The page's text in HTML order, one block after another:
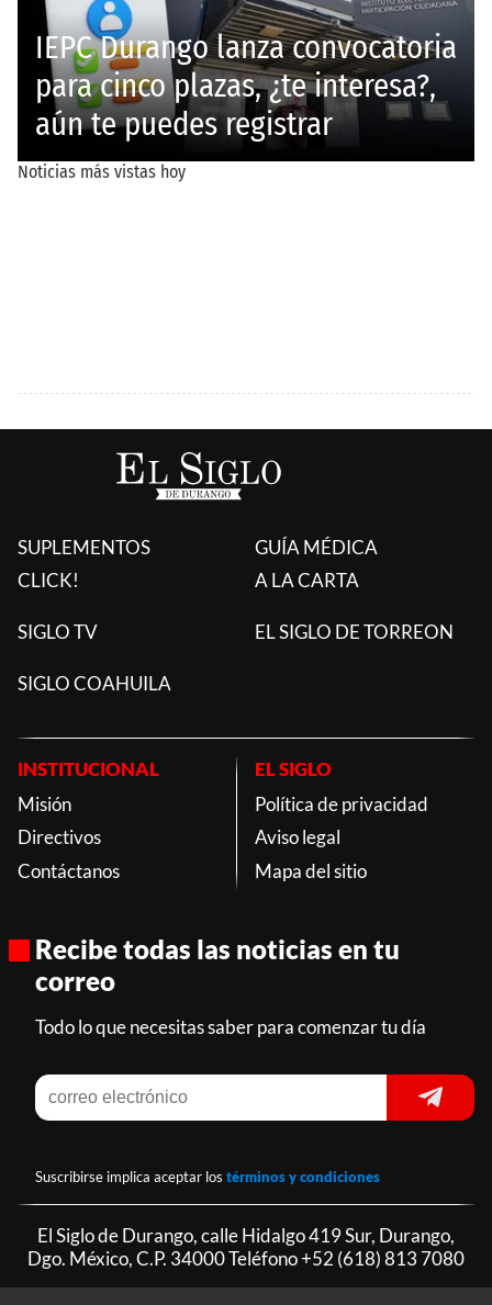
SUPLEMENTOS
CLICK!
GUÍA MÉDICA
A LA CARTA
SIGLO TV EL SIGLO DE TORREON
SIGLO COAHUILA
INSTITUCIONAL
Misión
Directivos
Contáctanos
EL SIGLO
Política de privacidad
Aviso legal
Mapa del sitio
Recibe todas las noticias en tu
correo
Todo lo que necesitas saber para comenzar tu día
Suscribirse implica aceptar los términos y condiciones
El Siglo de Durango, calle Hidalgo 419 Sur, Durango,
Dgo. México, C.P. 34000 Teléfono+52 (618) 813 7080